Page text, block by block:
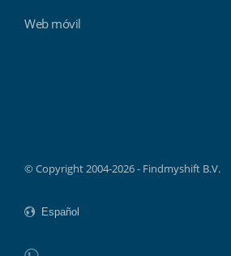
Web móvil
© Copyright 2004-2026 - Findmyshift B.V.